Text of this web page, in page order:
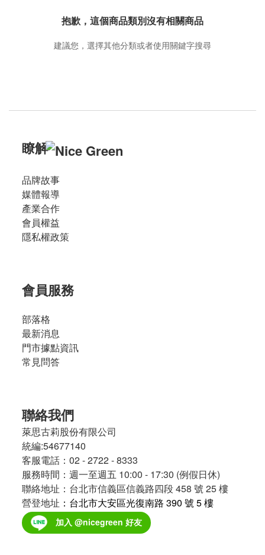
鮮
干
貝
魚
肉
(6)
鴨
地
瓜
點
心
(5)
豬
肉
(2)
看
更
多
商
城
抱歉，這個商品類別沒有相關商品
建議您，選擇其他分類或者使用關鍵字搜尋
瞭解
品牌故事
媒體報導
產業合作
會員權益
隱私權政策
會員服務
部落格
最新消息
門市據點資訊
常見問答
聯絡我們
萊思古莉股份有限公司
統編:54677140
客服電話：02 - 2722 - 8333
服務時間：週一至週五 10:00 - 17:30 (例假日休)
聯絡地址：台北市信義區信義路四段 458 號 25 樓
營登地址 ：台北市大安區光復南路 390 號 5 樓
加入 @nicegreen 好友